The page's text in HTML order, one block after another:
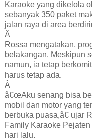
Karaoke yang dikelola
sebanyak 350 paket
jalan raya di area
Â
Rossa mengatakan,
belakangan. Meskipun
namun, ia tetap
harus tetap ada.
Â
â€œAku senang bisa
mobil dan motor yang
berbuka puasa,â€ ujar
Family Karaoke
hari lalu.